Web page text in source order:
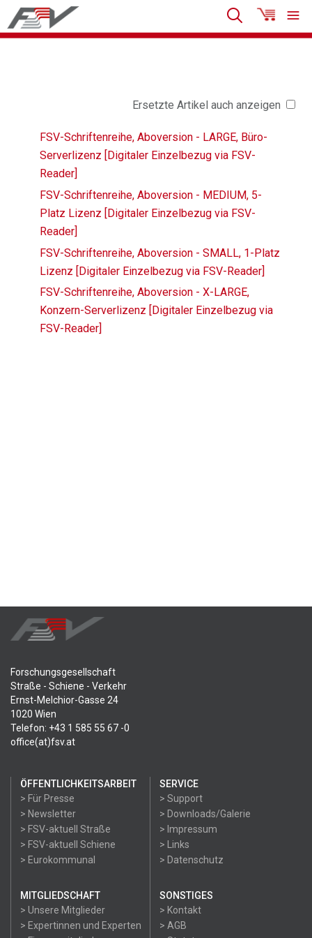
Ersetzte Artikel auch anzeigen
FSV-Schriftenreihe, Aboversion - LARGE, Büro-
Serverlizenz [Digitaler Einzelbezug via FSV-
Reader]
FSV-Schriftenreihe, Aboversion - MEDIUM, 5-
Platz Lizenz [Digitaler Einzelbezug via FSV-
Reader]
FSV-Schriftenreihe, Aboversion - SMALL, 1-Platz
Lizenz [Digitaler Einzelbezug via FSV-Reader]
FSV-Schriftenreihe, Aboversion - X-LARGE,
Konzern-Serverlizenz [Digitaler Einzelbezug via
FSV-Reader]
Forschungsgesellschaft
Straße - Schiene - Verkehr
Ernst-Melchior-Gasse 24
1020 Wien
Telefon: +43 1 585 55 67 -0
office(at)fsv.at
ÖFFENTLICHKEITSARBEIT
> Für Presse
> Newsletter
> FSV-aktuell Straße
> FSV-aktuell Schiene
> Eurokommunal
SERVICE
> Support
> Downloads/Galerie
> Impressum
> Links
> Datenschutz
MITGLIEDSCHAFT
> Unsere Mitglieder
> Expertinnen und Experten
SONSTIGES
> Kontakt
> AGB